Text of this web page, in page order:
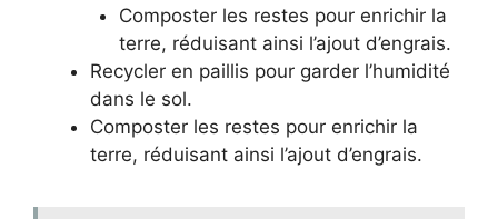
Composter les restes pour enrichir la
terre, réduisant ainsi l’ajout d’engrais.
Recycler en paillis pour garder l’humidité
dans le sol.
Composter les restes pour enrichir la
terre, réduisant ainsi l’ajout d’engrais.